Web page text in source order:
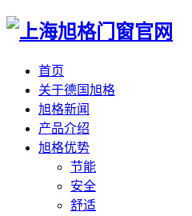
首页
关于德国旭格
旭格新闻
产品介绍
旭格优势
节能
安全
舒适